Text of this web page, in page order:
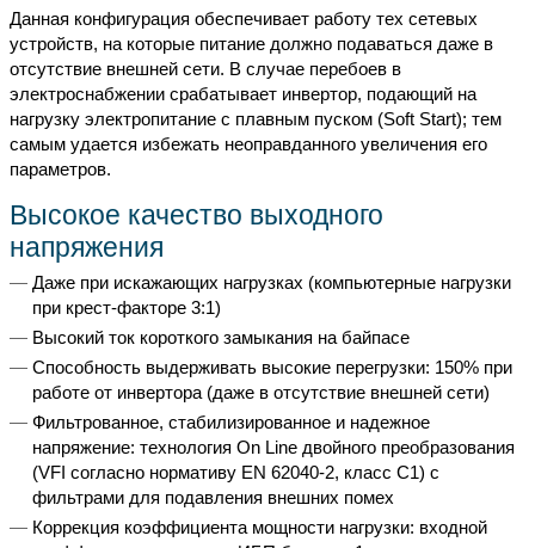
Данная конфигурация обеспечивает работу тех сетевых
устройств, на которые питание должно подаваться даже в
отсутствие внешней сети. В случае перебоев в
электроснабжении срабатывает инвертор, подающий на
нагрузку электропитание с плавным пуском (Soft Start); тем
самым удается избежать неоправданного увеличения его
параметров.
Высокое качество выходного
напряжения
Даже при искажающих нагрузках (компьютерные нагрузки
при крест-факторе 3:1)
Высокий ток короткого замыкания на байпасе
Способность выдерживать высокие перегрузки: 150% при
работе от инвертора (даже в отсутствие внешней сети)
Фильтрованное, стабилизированное и надежное
напряжение: технология On Line двойного преобразования
(VFI согласно нормативу EN 62040-2, класс С1) с
фильтрами для подавления внешних помех
Коррекция коэффициента мощности нагрузки: входной